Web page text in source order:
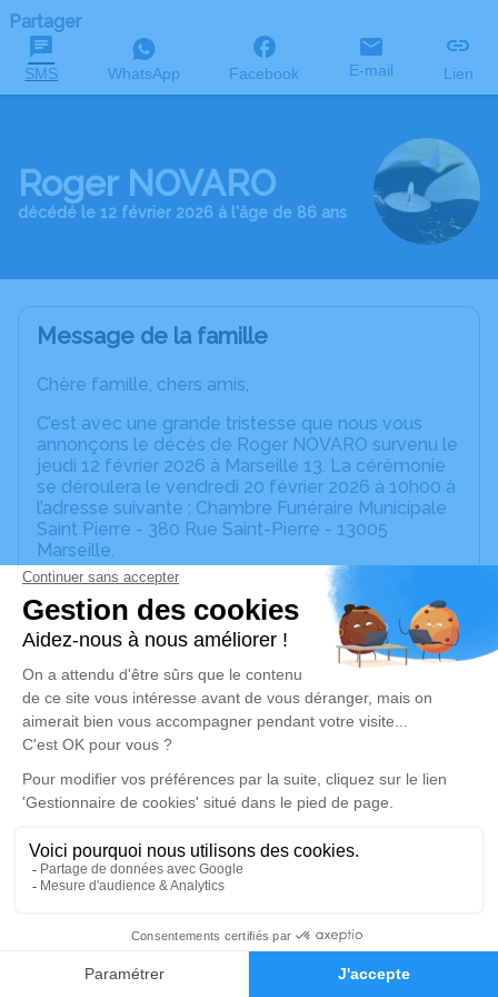
Faire-part Hommages
Partager
SMS WhatsApp Facebook E-mail Lien
Roger NOVARO
décédé le 12 février 2026 à l'âge de 86 ans
Message de la famille
Chère famille, chers amis,
C’est avec une grande tristesse que nous vous
annonçons le décès de Roger NOVARO survenu le
jeudi 12 février 2026 à Marseille 13. La cérémonie
se déroulera le vendredi 20 février 2026 à 10h00 à
l’adresse suivante : Chambre Funéraire Municipale
Saint Pierre - 380 Rue Saint-Pierre - 13005
Marseille.
Nous vous invitons à utiliser cet espace pour
laisser vos condoléances, partager des photos
souvenirs, une anecdote ou exprimer vos pensées
à travers des poèmes ou des textes. Cet endroit
est un lieu d'expression dédié à honorer la
mémoire de Roger NOVARO.
vendredi 20 février 2026 à 10h00
Chambre Funéraire Municipale Saint Pierre de
380 Rue Saint-Pierre